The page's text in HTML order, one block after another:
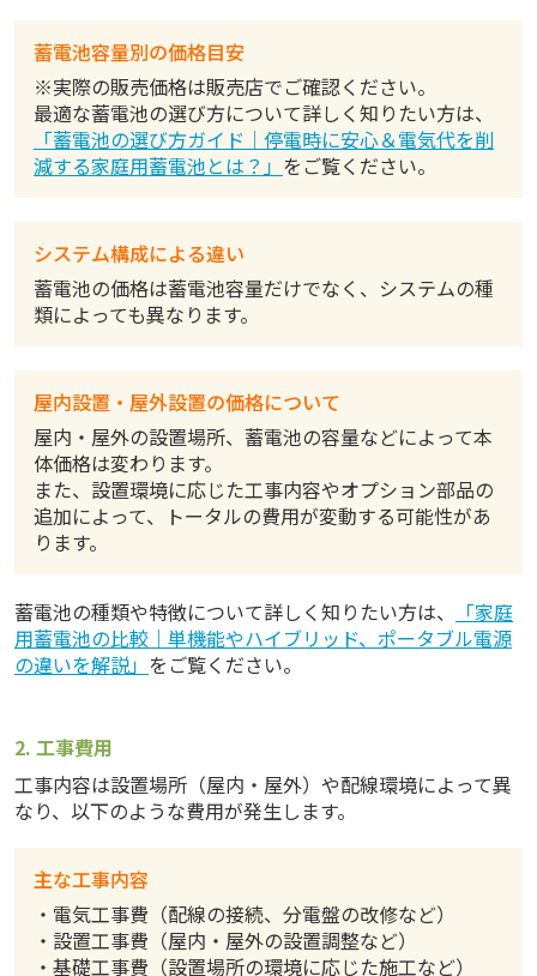
蓄電池容量別の価格目安
※実際の販売価格は販売店でご確認ください。
最適な蓄電池の選び方について詳しく知りたい方は、
「蓄電池の選び方ガイド｜停電時に安心＆電気代を削
減する家庭用蓄電池とは？」 をご覧ください。
システム構成による違い
蓄電池の価格は蓄電池容量だけでなく、システムの種
類によっても異なります。
屋内設置・屋外設置の価格について
屋内・屋外の設置場所、蓄電池の容量などによって本
体価格は変わります。
また、設置環境に応じた工事内容やオプション部品の
追加によって、トータルの費用が変動する可能性があ
ります。
蓄電池の種類や特徴について詳しく知りたい方は、
「家庭
用蓄電池の比較｜単機能やハイブリッド、ポータブル電源
の違いを解説」 をご覧ください。
2. 工事費用
工事内容は設置場所（屋内・屋外）や配線環境によって異
なり、以下のような費用が発生します。
主な工事内容
・電気工事費（配線の接続、分電盤の改修など）
・設置工事費（屋内・屋外の設置調整など）
・基礎工事費（設置場所の環境に応じた施工など）